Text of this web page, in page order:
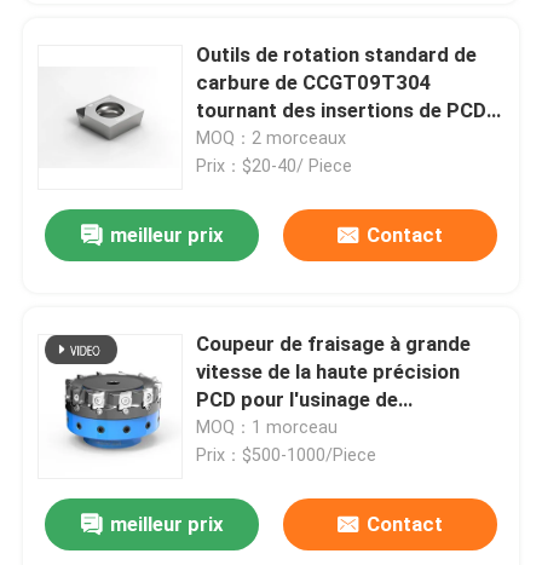
Outils de rotation standard de
carbure de CCGT09T304
tournant des insertions de PCD
pour l'aluminium
MOQ：2 morceaux
Prix：$20-40/ Piece
meilleur prix Contact
Coupeur de fraisage à grande
vitesse de la haute précision
PCD pour l'usinage de
dégrossissage
MOQ：1 morceau
Prix：$500-1000/Piece
meilleur prix Contact